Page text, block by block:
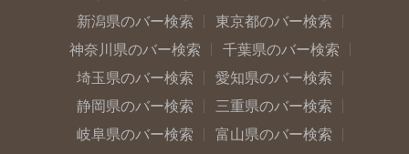
新潟県のバー検索
東京都のバー検索
神奈川県のバー検索
千葉県のバー検索
埼玉県のバー検索
愛知県のバー検索
静岡県のバー検索
三重県のバー検索
岐阜県のバー検索
富山県のバー検索